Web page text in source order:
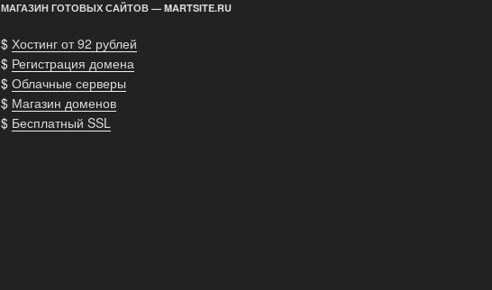
МАГАЗИН ГОТОВЫХ САЙТОВ — MARTSITE.RU
$ Хостинг от 92 рублей
$ Регистрация домена
$ Облачные серверы
$ Магазин доменов
$ Бесплатный SSL